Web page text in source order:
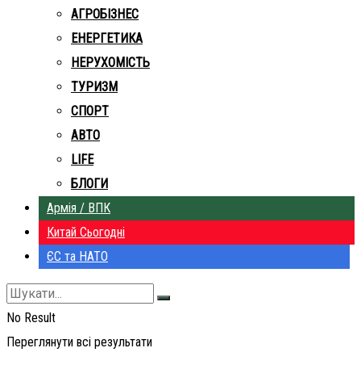
АГРОБІЗНЕС
ЕНЕРГЕТИКА
НЕРУХОМІСТЬ
ТУРИЗМ
СПОРТ
АВТО
LIFE
БЛОГИ
Армія / ВПК
Китай Сьогодні
ЄС та НАТО
No Result
Переглянути всі результати